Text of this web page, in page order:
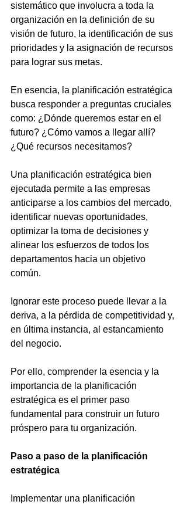
sistemático que involucra a toda la
organización en la definición de su
visión de futuro, la identificación de sus
prioridades y la asignación de recursos
para lograr sus metas.
En esencia, la planificación estratégica
busca responder a preguntas cruciales
como: ¿Dónde queremos estar en el
futuro? ¿Cómo vamos a llegar allí?
¿Qué recursos necesitamos?
Una planificación estratégica bien
ejecutada permite a las empresas
anticiparse a los cambios del mercado,
identificar nuevas oportunidades,
optimizar la toma de decisiones y
alinear los esfuerzos de todos los
departamentos hacia un objetivo
común.
Ignorar este proceso puede llevar a la
deriva, a la pérdida de competitividad y,
en última instancia, al estancamiento
del negocio.
Por ello, comprender la esencia y la
importancia de la planificación
estratégica es el primer paso
fundamental para construir un futuro
próspero para tu organización.
Paso a paso de la planificación
estratégica
Implementar una planificación